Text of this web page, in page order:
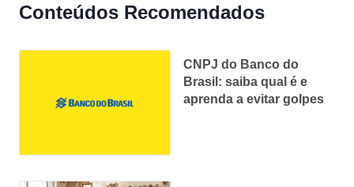
Conteúdos Recomendados
CNPJ do Banco do
Brasil: saiba qual é e
aprenda a evitar golpes